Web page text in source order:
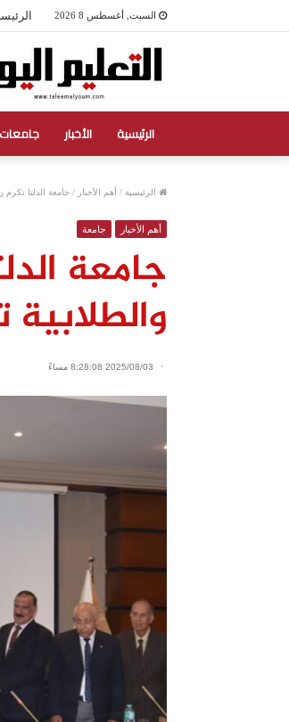
السبت, أغسطس 8 2026
الرئيسية الأخبار جامعات
الرئيسية / أهم الأخبار / جامعة الدلتا تكرم
أهم الأخبار جامعة
جامعة
2025/08/03 8:28:08 مساءً